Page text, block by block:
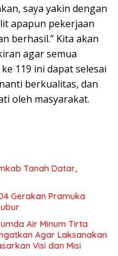
saya yakin dengan
apapun pekerjaan
berhasil.” Kita akan
agar semua
119 ini dapat selesai
berkualitas, dan
oleh masyarakat.
Tanah Datar,
Gerakan Pramuka
Air Minum Tirta
Agar Laksanakan
Visi dan Misi